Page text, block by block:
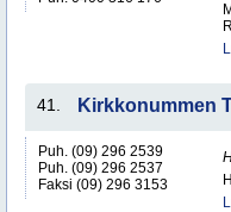
41. Kirkkonummen
Puh. (09) 296 2539
Puh. (09) 296 2537
Faksi (09) 296 3153